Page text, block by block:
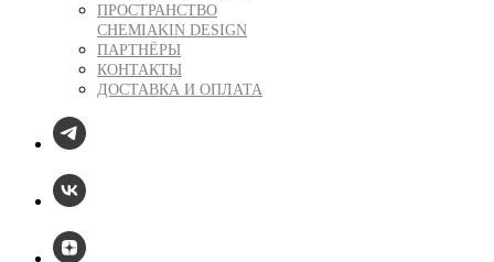
ПРОСТРАНСТВО
CHEMIAKIN DESIGN
ПАРТНЁРЫ
КОНТАКТЫ
ДОСТАВКА И ОПЛАТА